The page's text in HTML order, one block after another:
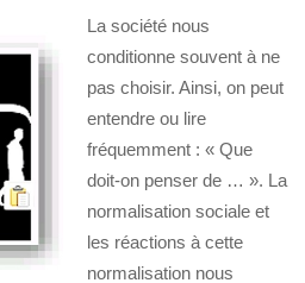
La société nous
conditionne souvent à ne
pas choisir. Ainsi, on peut
entendre ou lire
fréquemment : « Que
doit-on penser de … ». La
normalisation sociale et
les réactions à cette
normalisation nous